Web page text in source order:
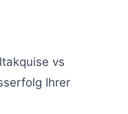
vs
Ihrer